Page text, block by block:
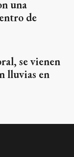
una
de
se vienen
lluvias en